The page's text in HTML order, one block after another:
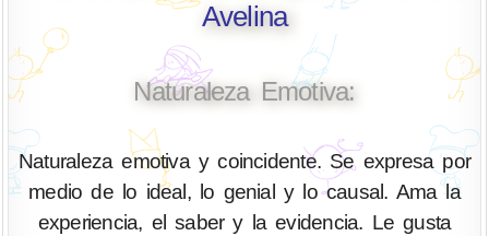
Avelina
Naturaleza Emotiva:
Naturaleza emotiva y coincidente. Se expresa por
medio de lo ideal, lo genial y lo causal. Ama la
experiencia, el saber y la evidencia. Le gusta